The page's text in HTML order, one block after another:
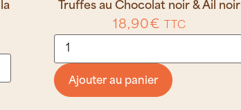
Truffes au Chocolat noir & Ail noir
18,90€ TTC
Ajouter au panier